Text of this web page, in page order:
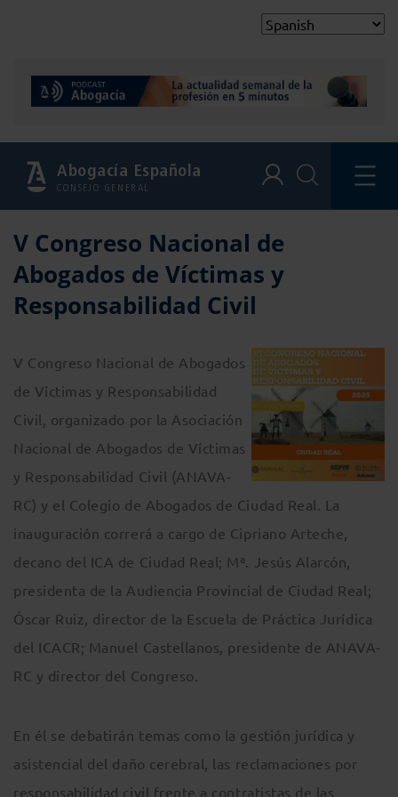
Abogacía Española
CONSEJO GENERAL
V Congreso Nacional de
Abogados de Víctimas y
Responsabilidad Civil
V Congreso Nacional de Abogados
de Víctimas y Responsabilidad
Civil, organizado por la Asociación
Nacional de Abogados de Víctimas
y Responsabilidad Civil (ANAVA-
RC) y el Colegio de Abogados de Ciudad Real. La
inauguración correrá a cargo de Cipriano Arteche,
decano del ICA de Ciudad Real; Mª. Jesús Alarcón,
presidenta de la Audiencia Provincial de Ciudad Real;
Óscar Ruiz, director de la Escuela de Práctica Jurídica
del ICACR; Manuel Castellanos, presidente de ANAVA-
RC y director del Congreso.
En él se debatirán temas como la gestión jurídica y
asistencial del daño cerebral, las reclamaciones por
responsabilidad civil frente a contratistas de las